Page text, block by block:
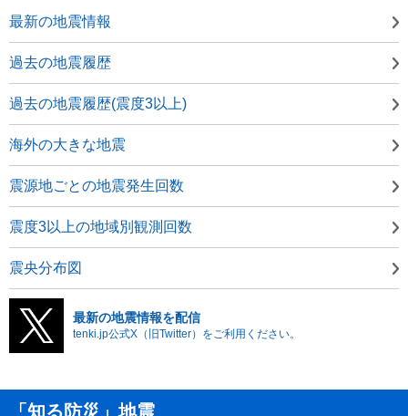
最新の地震情報
過去の地震履歴
過去の地震履歴(震度3以上)
海外の大きな地震
震源地ごとの地震発生回数
震度3以上の地域別観測回数
震央分布図
最新の地震情報を配信
tenki.jp公式X（旧Twitter）をご利用ください。
「知る防災」地震